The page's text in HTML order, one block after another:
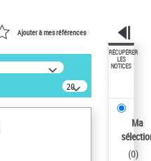
Ajouter à mes références
20
résultats/page
RÉCUPÉRER
LES
NOTICES
Ma
(0)